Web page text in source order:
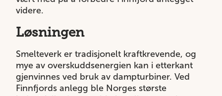
videre.
Løsningen
Smelteverk er tradisjonelt kraftkrevende, og
mye av overskuddsenergien kan i etterkant
gjenvinnes ved bruk av dampturbiner. Ved
Finnfjords anlegg ble Norges største